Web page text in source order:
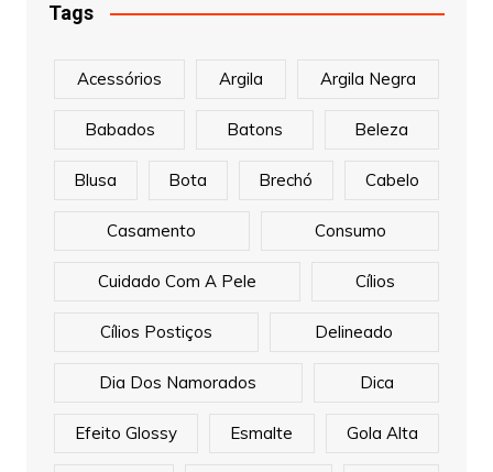
Tags
Acessórios Argila Argila Negra
Babados Batons Beleza
Blusa Bota Brechó Cabelo
Casamento Consumo
Cuidado Com A Pele Cílios
Cílios Postiços Delineado
Dia Dos Namorados Dica
Efeito Glossy Esmalte Gola Alta